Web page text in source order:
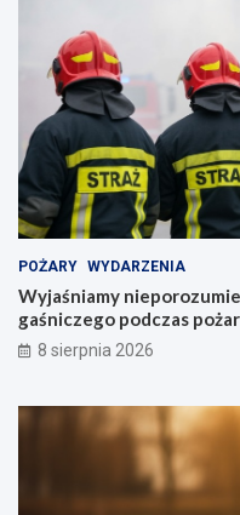
POŻARY WYDARZENIA
Wyjaśniamy
gaśniczego podczas
8 sierpnia 2026